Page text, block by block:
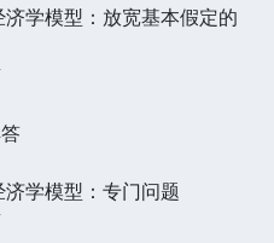
学模型：放宽基本假定的
学模型：专门问题